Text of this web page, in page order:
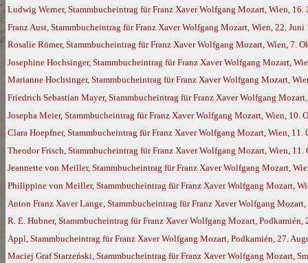
Ludwig Werner, Stammbucheintrag für Franz Xaver Wolfgang Mozart, Wien, 16.
Franz Aust, Stammbucheintrag für Franz Xaver Wolfgang Mozart, Wien, 22. Juni
Rosalie Römer, Stammbucheintrag für Franz Xaver Wolfgang Mozart, Wien, 7.
Josephine Hochsinger, Stammbucheintrag für Franz Xaver Wolfgang Mozart,
Marianne Hochsinger, Stammbucheintrag für Franz Xaver Wolfgang Mozart,
Friedrich Sebastian Mayer, Stammbucheintrag für Franz Xaver Wolfgang
Josepha Meier, Stammbucheintrag für Franz Xaver Wolfgang Mozart, Wien, 10.
Clara Hoepfner, Stammbucheintrag für Franz Xaver Wolfgang Mozart, Wien, 11.
Theodor Frisch, Stammbucheintrag für Franz Xaver Wolfgang Mozart, Wien, 11.
Jeannette von Meiller, Stammbucheintrag für Franz Xaver Wolfgang Mozart,
Philippine von Meiller, Stammbucheintrag für Franz Xaver Wolfgang Mozart,
Anton Franz Xaver Lange, Stammbucheintrag für Franz Xaver Wolfgang
R. E. Hubner, Stammbucheintrag für Franz Xaver Wolfgang Mozart, Podkamién,
Appl, Stammbucheintrag für Franz Xaver Wolfgang Mozart, Podkamién, 27.
Maciej Graf Starzeński, Stammbucheintrag für Franz Xaver Wolfgang Mozart,